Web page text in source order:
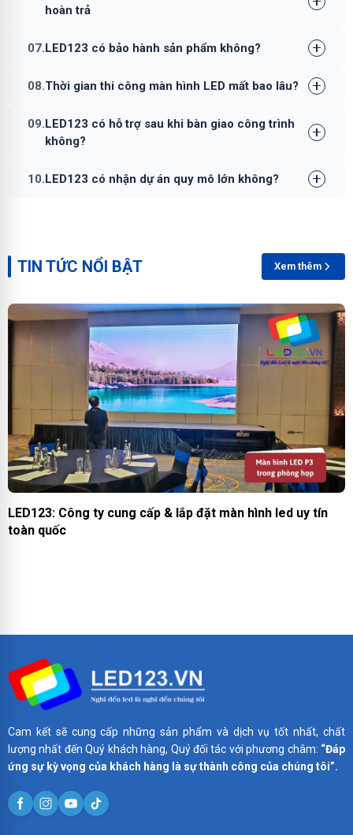
hoàn trả
07.LED123 có bảo hành sản phẩm không?
08.Thời gian thi công màn hình LED mất bao lâu?
09.LED123 có hỗ trợ sau khi bàn giao công trình
không?
10.LED123 có nhận dự án quy mô lớn không?
TIN TỨC NỔI BẬT Xem thêm
LED123: Công ty cung cấp & lắp đặt màn hình led uy tín
toàn quốc
Cam kết sẽ cung cấp những sản phẩm và dịch vụ tốt nhất, chất
lượng nhất đến Quý khách hàng, Quý đối tác với phương châm: “Đáp
ứng sự kỳ vọng của khách hàng là sự thành công của chúng tôi”.